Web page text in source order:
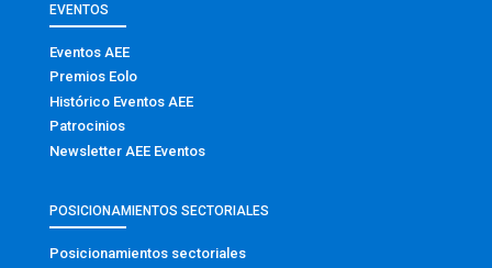
EVENTOS
Eventos AEE
Premios Eolo
Histórico Eventos AEE
Patrocinios
Newsletter AEE Eventos
POSICIONAMIENTOS SECTORIALES
Posicionamientos sectoriales